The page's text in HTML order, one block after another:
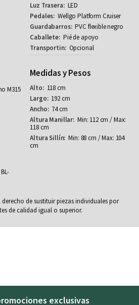
M315
LED
Wellgo Platform Cruiser
PVC flexible negro
Pié de apoyo
Opcional
Medidas y Pesos
118 cm
192 cm
74 cm
Min: 112 cm / Max:
118 cm
Min: 88 cm / Max: 104
cm
derecho de sustituir piezas individuales por
de calidad igual o superior.
exclusivas